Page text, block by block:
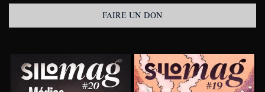
FAIRE UN DON